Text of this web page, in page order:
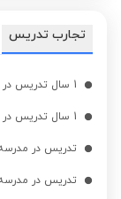
زبان انگلیسی
تجارب تدریس
1 سال تدریس در موسسه زبان ناردیس
1 سال تدریس در موسسه خیریه حقوق کودک
تدریس در
تدریس در